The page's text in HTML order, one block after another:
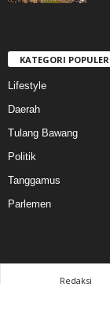
KATEGORI POPULER
Lifestyle
Daerah
Tulang Bawang
Politik
Tanggamus
Parlemen
Redaksi